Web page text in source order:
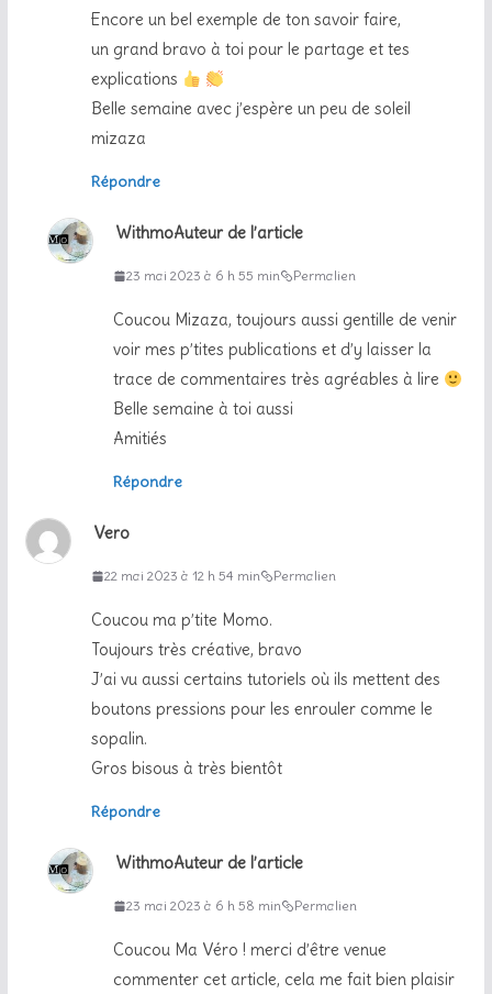
Encore un bel exemple de ton savoir faire,
un grand bravo à toi pour le partage et tes
explications
Belle semaine avec j’espère un peu de soleil
mizaza
Répondre
WithmoAuteur de l’article
23 mai 2023 à 6 h 55 min Permalien
Coucou Mizaza, toujours aussi gentille de venir
voir mes p’tites publications et d’y laisser la
trace de commentaires très agréables à lire
Belle semaine à toi aussi
Amitiés
Répondre
Vero
22 mai 2023 à 12 h 54 min Permalien
Coucou ma p’tite Momo.
Toujours très créative, bravo
J’ai vu aussi certains tutoriels où ils mettent des
boutons pressions pour les enrouler comme le
sopalin.
Gros bisous à très bientôt
Répondre
WithmoAuteur de l’article
23 mai 2023 à 6 h 58 min Permalien
Coucou Ma Véro ! merci d’être venue
commenter cet article, cela me fait bien plaisir